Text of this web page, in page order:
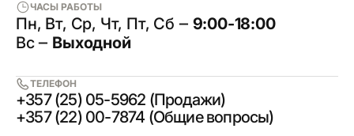
ЧАСЫ РАБОТЫ
Пн, Вт, Ср, Чт, Пт, Сб ‒ 9:00-18:00
Вс ‒ Выходной
ТЕЛЕФОН
+357 (25) 05-5962 (Продажи)
+357 (22) 00-7874 (Общие вопросы)